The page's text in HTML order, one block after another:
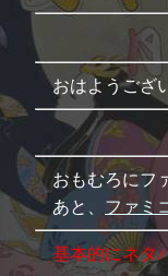
おはようござ
おもむろにフ
あと、 ファミ
基本的にネタ